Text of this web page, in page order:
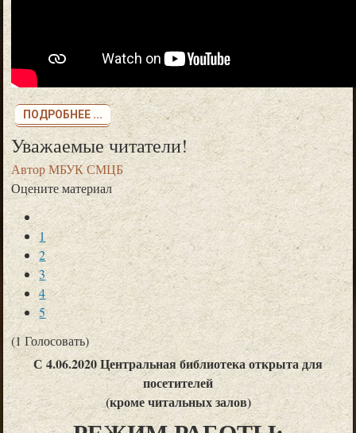
ПОДРОБНЕЕ ...
Уважаемые читатели!
АвторМБУК СМЦБ
Оцените материал
1
2
3
4
5
(1 Голосовать)
С 4.06.2020 Центральная библиотека открыта для
посетителей
(кроме читальных залов)